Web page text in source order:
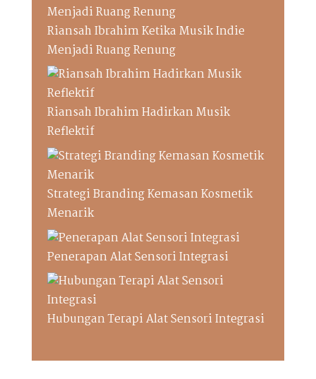
Riansah Ibrahim Ketika Musik Indie
Menjadi Ruang Renung
Riansah Ibrahim Hadirkan Musik
Reflektif
Strategi Branding Kemasan Kosmetik
Menarik
Penerapan Alat Sensori Integrasi
Hubungan Terapi Alat Sensori Integrasi